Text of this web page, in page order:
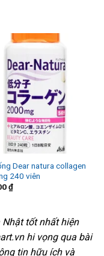
Dear natura collagen
240 viên
₫
tốt nhất hiện
hi vọng qua bài
tin hữu ích và